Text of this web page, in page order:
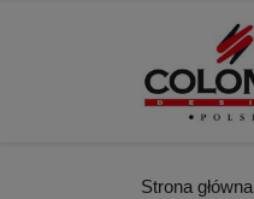
Strona główna